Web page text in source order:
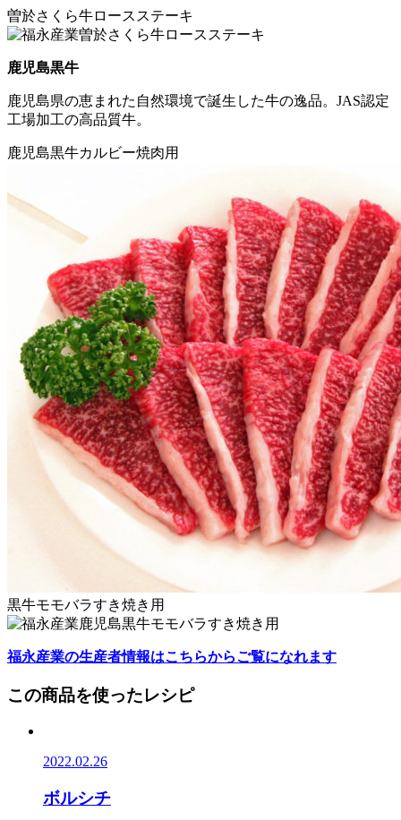
曽於さくら牛ロースステーキ
鹿児島黒牛
鹿児島県の恵まれた自然環境で誕生した牛の逸品。JAS認定
工場加工の高品質牛。
鹿児島黒牛カルビー焼肉用
黒牛モモバラすき焼き用
福永産業の生産者情報はこちらからご覧になれます
この商品を使ったレシピ
2022.02.26
ボルシチ